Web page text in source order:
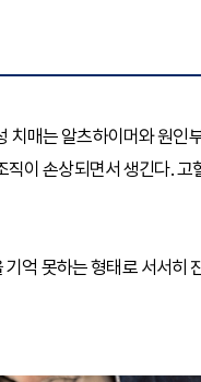
매는 알츠하이머와 원인
이 손상되면서 생긴다. 고
억 못하는 형태로 서서히